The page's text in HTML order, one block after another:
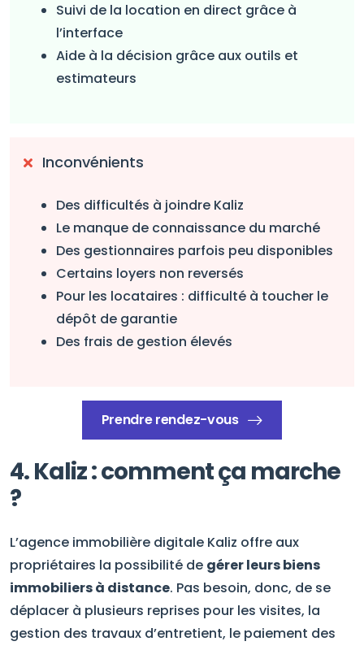
Suivi de la location en direct grâce à
l’interface
Aide à la décision grâce aux outils et
estimateurs
Inconvénients
Des difficultés à joindre Kaliz
Le manque de connaissance du marché
Des gestionnaires parfois peu disponibles
Certains loyers non reversés
Pour les locataires : difficulté à toucher le
dépôt de garantie
Des frais de gestion élevés
Prendre rendez-vous
4. Kaliz : comment ça marche
?
L’agence immobilière digitale Kaliz offre aux
propriétaires la possibilité de gérer leurs biens
immobiliers à distance. Pas besoin, donc, de se
déplacer à plusieurs reprises pour les visites, la
gestion des travaux d’entretient, le paiement des